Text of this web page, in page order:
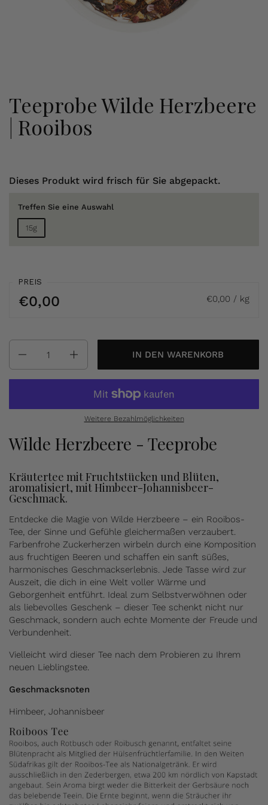
Teeprobe Wilde Herzbeere
| Rooibos
Dieses Produkt wird frisch für Sie abgepackt.
Treffen Sie eine Auswahl
15g
PREIS
€0,00 €0,00 / kg
IN DEN WARENKORB
Weitere Bezahlmöglichkeiten
Wilde Herzbeere - Teeprobe
Kräutertee mit Fruchtstücken und Blüten,
aromatisiert, mit Himbeer-Johannisbeer-
Geschmack.
Entdecke die Magie von Wilde Herzbeere – ein Rooibos-
Tee, der Sinne und Gefühle gleichermaßen verzaubert.
Farbenfrohe Zuckerherzen wirbeln durch eine Komposition
aus fruchtigen Beeren und schaffen ein sanft süßes,
harmonisches Geschmackserlebnis. Jede Tasse wird zur
Auszeit, die dich in eine Welt voller Wärme und
Geborgenheit entführt. Ideal zum Selbstverwöhnen oder
als liebevolles Geschenk – dieser Tee schenkt nicht nur
Geschmack, sondern auch echte Momente der Freude und
Verbundenheit.
Vielleicht wird dieser Tee nach dem Probieren zu Ihrem
neuen Lieblingstee.
Geschmacksnoten
Himbeer, Johannisbeer